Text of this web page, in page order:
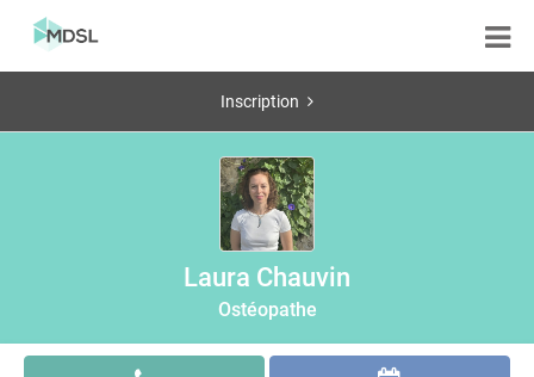
Inscription
Laura Chauvin
Ostéopathe